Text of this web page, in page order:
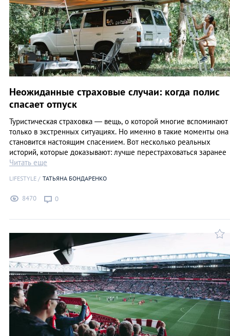
Неожиданные страховые случаи: когда полис
спасает отпуск
Туристическая страховка — вещь, о которой многие вспоминают
только в экстренных ситуациях. Но именно в такие моменты она
становится настоящим спасением. Вот несколько реальных
историй, которые доказывают: лучше перестраховаться заранее
Читать еще
LIFESTYLE ТАТЬЯНА БОНДАРЕНКО
8470 0